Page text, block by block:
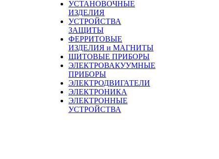
УСТАНОВОЧНЫЕ
ИЗДЕЛИЯ
УСТРОЙСТВА
ЗАЩИТЫ
ФЕРРИТОВЫЕ
ИЗДЕЛИЯ и МАГНИТЫ
ЩИТОВЫЕ ПРИБОРЫ
ЭЛЕКТРОВАКУУМНЫЕ
ПРИБОРЫ
ЭЛЕКТРОДВИГАТЕЛИ
ЭЛЕКТРОНИКА
ЭЛЕКТРОННЫЕ
УСТРОЙСТВА